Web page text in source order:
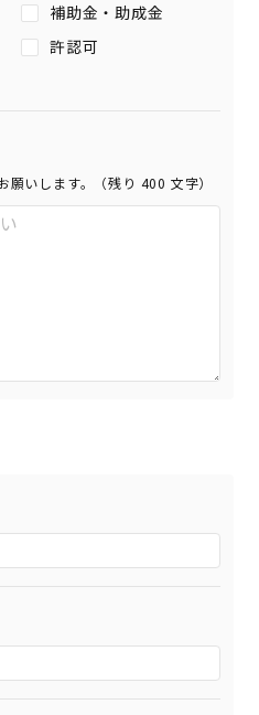
補助金・助成金
許認可
いします。（残り 400 文字）